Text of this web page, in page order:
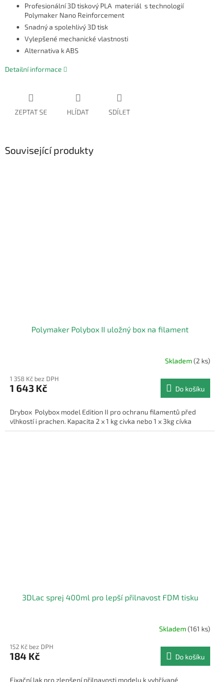
Profesionální 3D tiskový PLA materiál s technologií
Polymaker Nano Reinforcement
Snadný a spolehlivý 3D tisk
Vylepšené mechanické vlastnosti
Alternativa k ABS
Detailní informace
ZEPTAT SE HLÍDAT SDÍLET
Související produkty
Polymaker Polybox II uložný box na filament
produktu
je
z
hvězdiček.
Skladem(2 ks)
1 358 Kč bez DPH
1 643 Kč Do košíku
Drybox Polybox model Edition II pro ochranu filamentů před
vlhkostí i prachen. Kapacita 2 x 1 kg civka nebo 1 x 3kg cívka
3DLac sprej 400ml pro lepší přilnavost FDM tisku
produktu
je
z
Skladem(161 ks)
152 Kč bez DPH
184 Kč Do košíku
Fixační lak pro zlepšení přilnavosti modelu k vyhřívané